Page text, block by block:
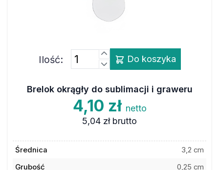
Ilość: Do koszyka
Brelok okrągły do sublimacji i graweru
4,10 zł netto
5,04 zł brutto
Średnica
3,2 cm
Grubość
0,25 cm